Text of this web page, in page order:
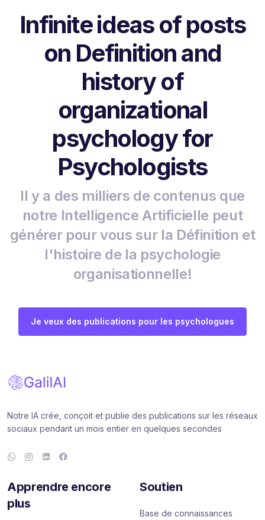
Infinite ideas of posts
on Definition and
history of
organizational
psychology for
Psychologists
Il y a des milliers de contenus que
notre Intelligence Artificielle peut
générer pour vous sur la Définition et
l'histoire de la psychologie
organisationnelle!
Je veux des publications pour les psychologues
Notre IA crée, conçoit et publie des publications sur les réseaux
sociaux pendant un mois entier en quelques secondes
Apprendre encore
plus
Soutien
Base de connaissances